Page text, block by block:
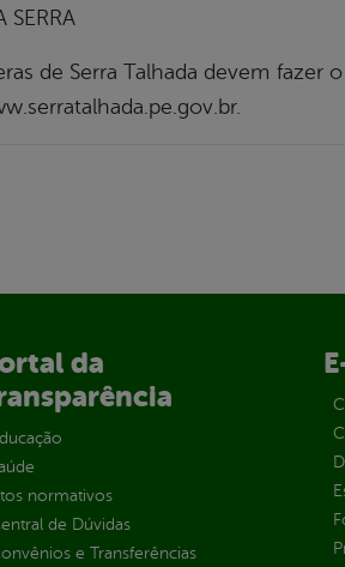
SERRA
de Serra Talhada devem
da
normativos
de Dúvidas
e Transferências